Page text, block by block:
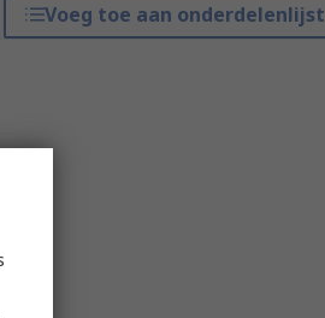
Voeg toe aan onderdelenlijst